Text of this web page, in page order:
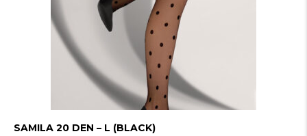
SAMILA 20 DEN – L (BLACK)